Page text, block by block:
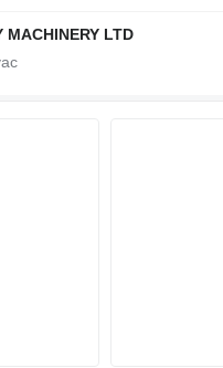
MACHINERY LTD